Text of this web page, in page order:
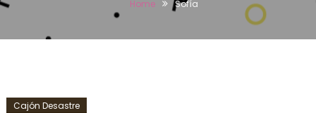
Home Sofía
Cajón Desastre